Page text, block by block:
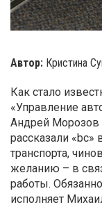
Автор: Кристина
Как стало
«Управление
Андрей Морозов
рассказали «bc»
транспорта,
желанию – в
работы.
исполняет